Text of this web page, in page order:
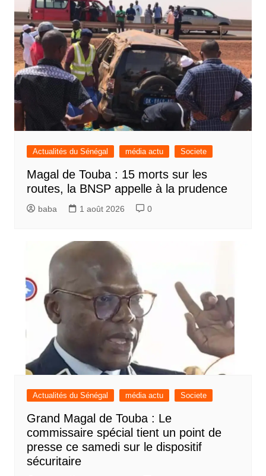
Actualités du Sénégal média actu Societe
Magal de Touba : 15 morts sur les
routes, la BNSP appelle à la prudence
baba 1 août 2026 0
Actualités du Sénégal média actu Societe
Grand Magal de Touba : Le
commissaire spécial tient un point de
presse ce samedi sur le dispositif
sécuritaire